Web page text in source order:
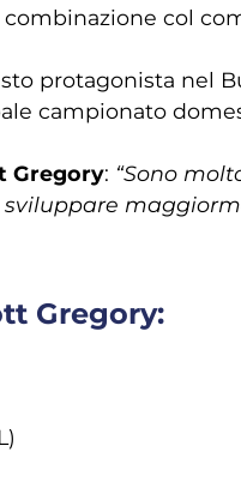
col
protagonista nel
campionato
Gregory: “Sono
sviluppare
Gregory: